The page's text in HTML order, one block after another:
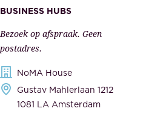
s
i
j
e
s
l
BUSINESS HUBS
Bezoek op afspraak. Geen
postadres.
NoMA House
Gustav Mahlerlaan 1212
1081 LA Amsterdam